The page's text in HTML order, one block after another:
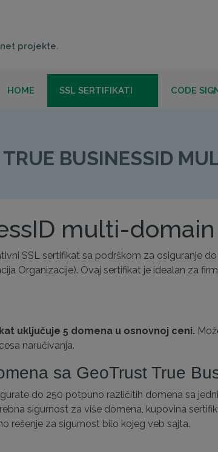
projekte.
HOME SSL SERTIFIKATI CODE
GEOTRUST TRUE BUSINESSID MULTI-DOMAIN
BUSINESSID
multi-
SSL sertifikat sa podrškom za osiguranje
Organizacije). Ovaj sertifikat je idealan za
uključuje 5 domena u osnovnoj ceni.
naručivanja.
sa GeoTrust True
do 250 potpuno različitih domena sa
sigurnost za više domena, kupovina
rešenje za sigurnost bilo kojeg veb sajta.